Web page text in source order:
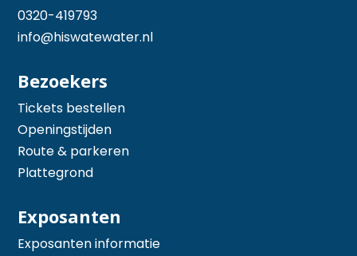
0320-419793
info@hiswatewater.nl
Bezoekers
Tickets bestellen
Openingstijden
Route & parkeren
Plattegrond
Exposanten
Exposanten informatie